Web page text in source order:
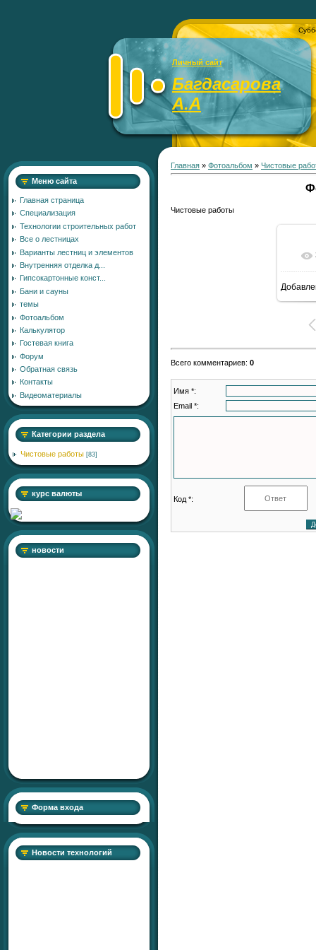
Личный сайт
Багдасарова
А.А
Меню сайта
Главная страница
Специализация
Технологии строительных работ
Все о лестницах
Варианты лестниц и элементов
Внутренняя отделка д...
Гипсокартонные конст...
Бани и сауны
темы
Фотоальбом
Калькулятор
Гостевая книга
Форум
Обратная связь
Контакты
Видеоматериалы
Категории раздела
Чистовые работы [83]
курс валюты
новости
Форма входа
Новости технологий
Главная » Фотоальбом » Чистовые
Чистовые работы
Всего комментариев: 0
Имя *:
Email *:
Код *: